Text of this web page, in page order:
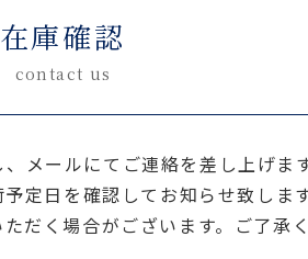
在庫確認
contact us
メールにてご連絡を差し上げま
定日を確認してお知らせ致しま
だく場合がございます。ご了承